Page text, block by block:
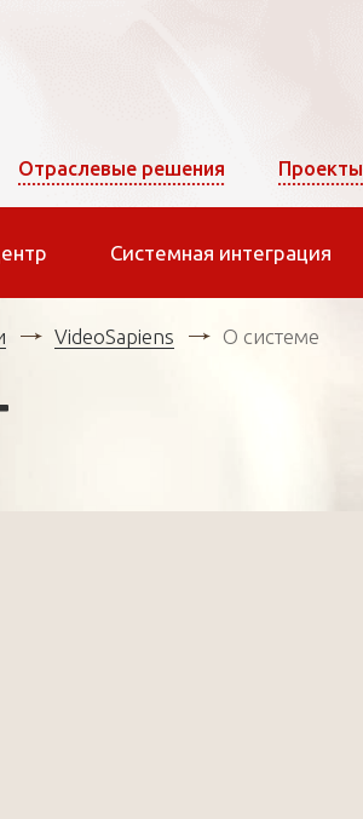
Системная интеграция
Отраслевые решения Проекты
VideoSapiens О системе